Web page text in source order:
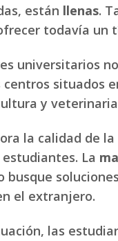
están llenas.
todavía un
universitarios
centros situados
y
la calidad de
La
busque
el extranjero.
las